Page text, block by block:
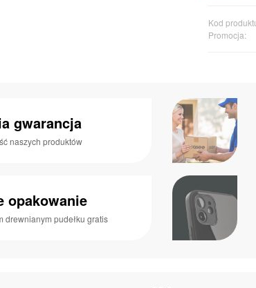
Kod
Promocja:
gwarancja
naszych produktów
opakowanie
drewnianym pudełku gratis